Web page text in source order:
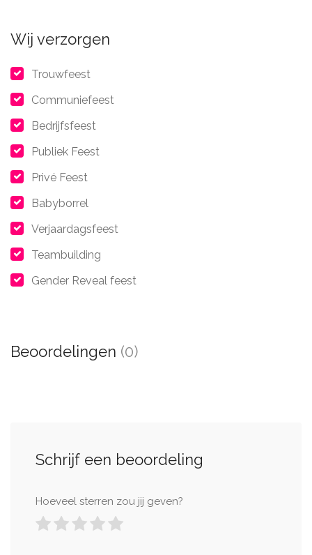
Wij verzorgen
Trouwfeest
Communiefeest
Bedrijfsfeest
Publiek Feest
Privé Feest
Babyborrel
Verjaardagsfeest
Teambuilding
Gender Reveal feest
Beoordelingen (0)
Schrijf een beoordeling
Hoeveel sterren zou jij geven?